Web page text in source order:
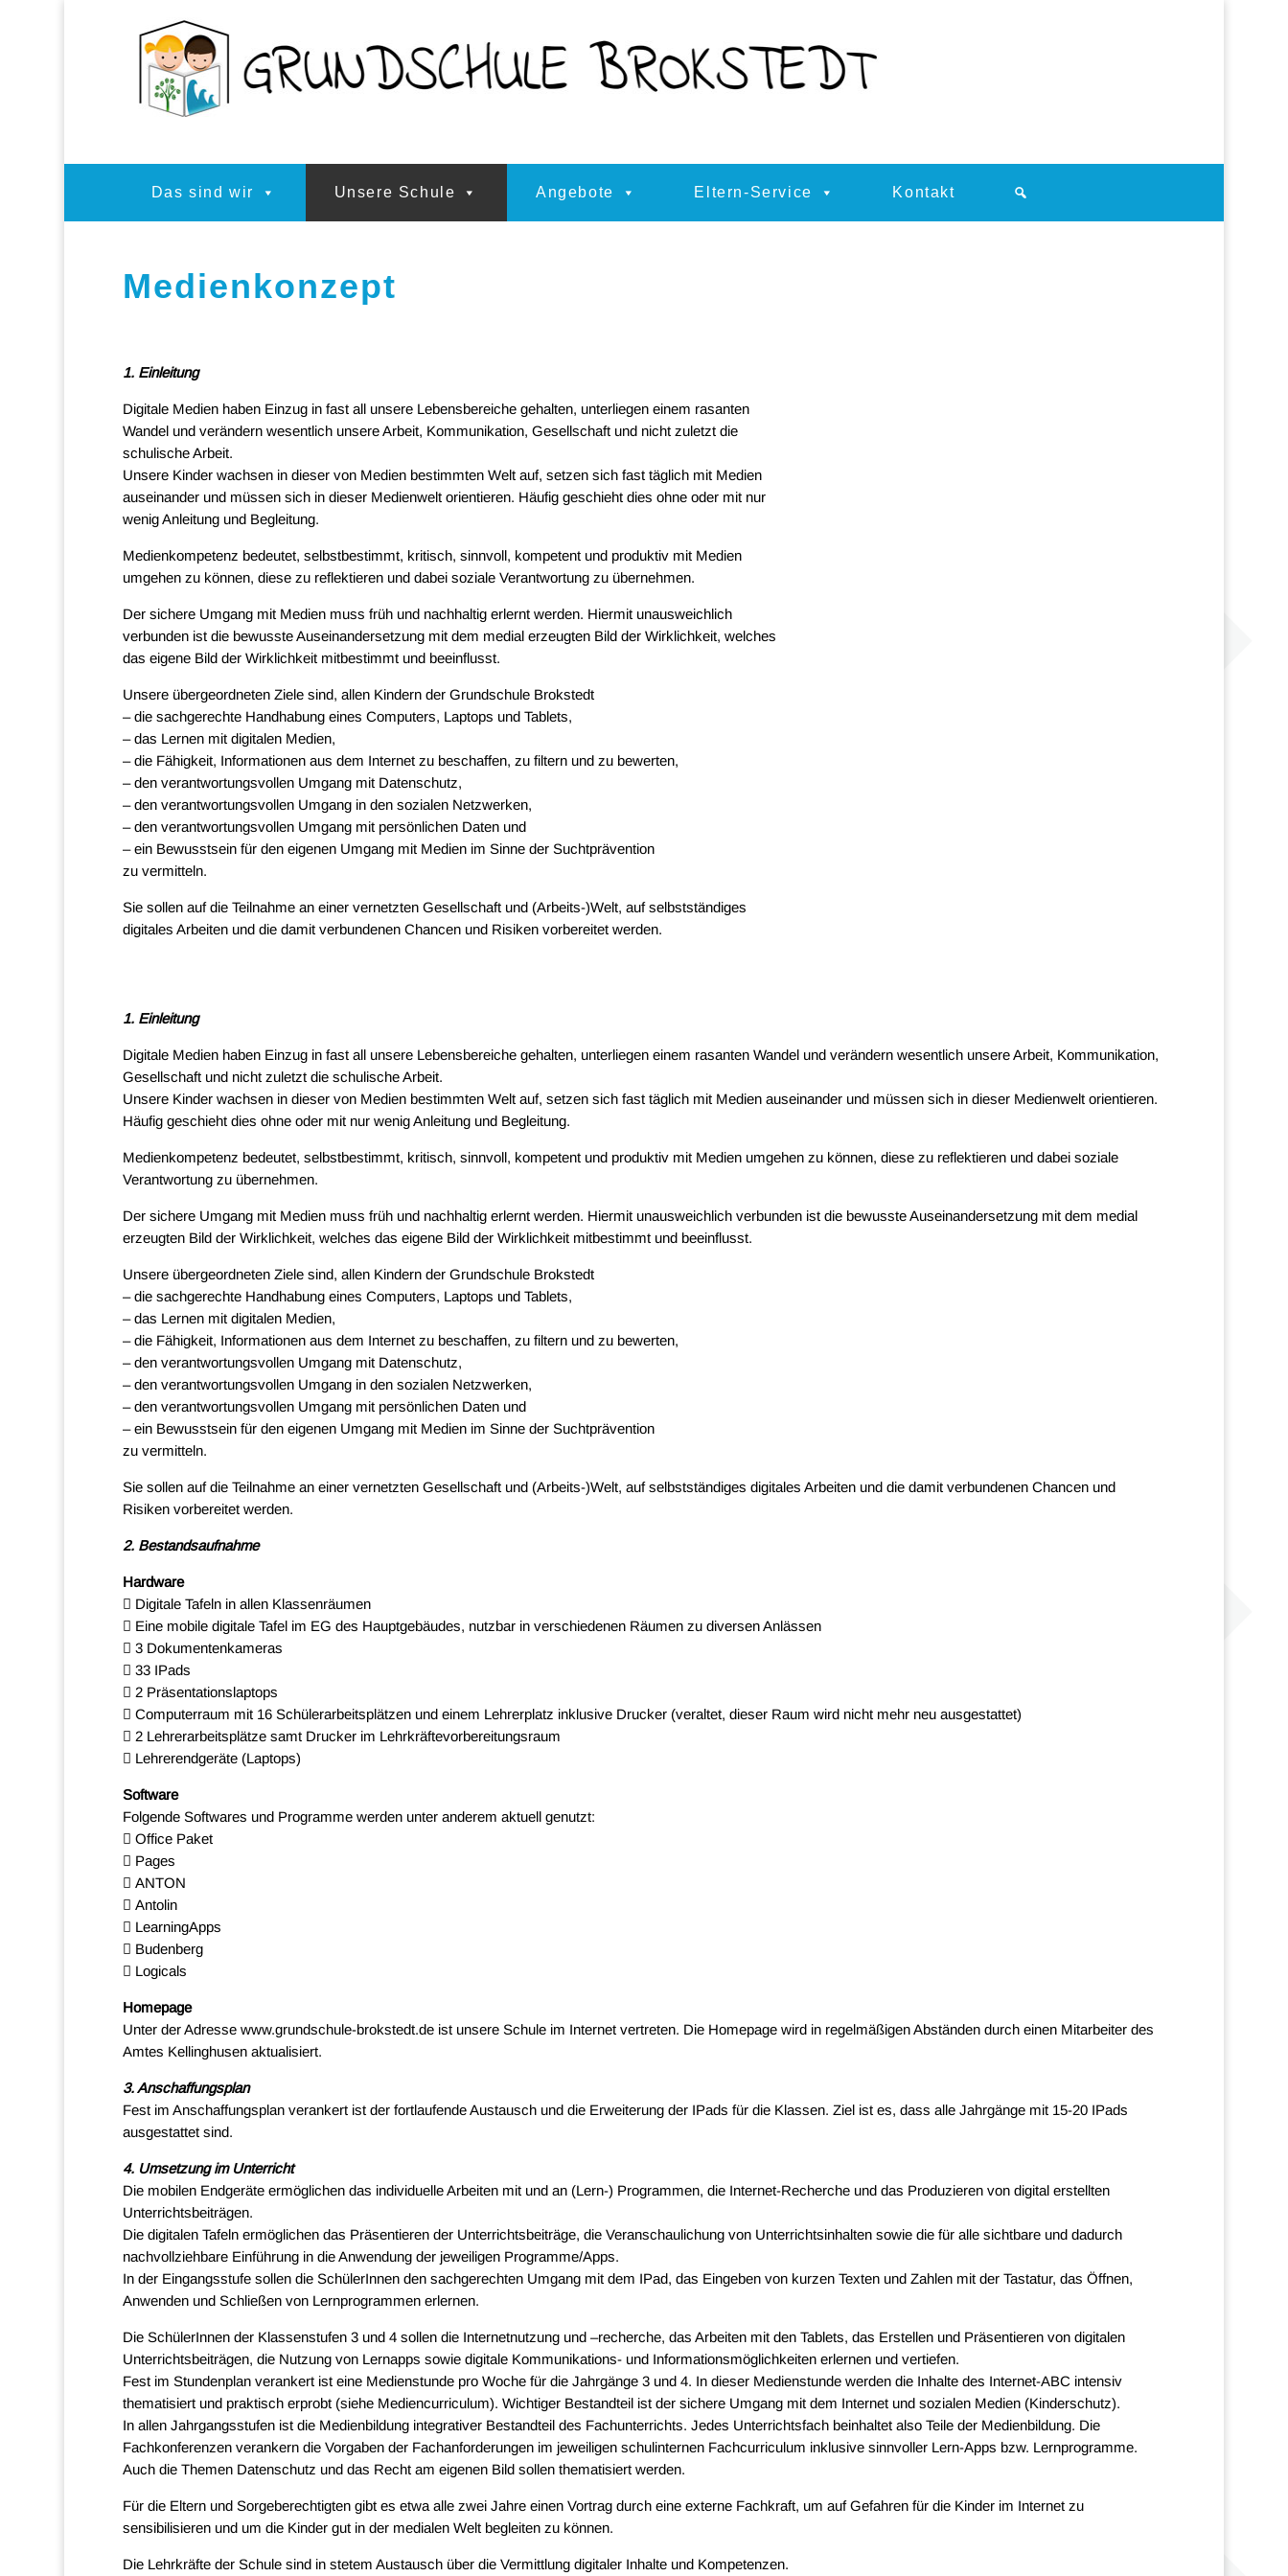
Das sind wir Unsere Schule Angebote Eltern-Service Kontakt
Medienkonzept
1. Einleitung
Digitale Medien haben Einzug in fast all unsere Lebensbereiche gehalten, unterliegen einem rasanten
Wandel und verändern wesentlich unsere Arbeit, Kommunikation, Gesellschaft und nicht zuletzt die
schulische Arbeit.
Unsere Kinder wachsen in dieser von Medien bestimmten Welt auf, setzen sich fast täglich mit Medien
auseinander und müssen sich in dieser Medienwelt orientieren. Häufig geschieht dies ohne oder mit nur
wenig Anleitung und Begleitung.
Medienkompetenz bedeutet, selbstbestimmt, kritisch, sinnvoll, kompetent und produktiv mit Medien
umgehen zu können, diese zu reflektieren und dabei soziale Verantwortung zu übernehmen.
Der sichere Umgang mit Medien muss früh und nachhaltig erlernt werden. Hiermit unausweichlich
verbunden ist die bewusste Auseinandersetzung mit dem medial erzeugten Bild der Wirklichkeit, welches
das eigene Bild der Wirklichkeit mitbestimmt und beeinflusst.
Unsere übergeordneten Ziele sind, allen Kindern der Grundschule Brokstedt
– die sachgerechte Handhabung eines Computers, Laptops und Tablets,
– das Lernen mit digitalen Medien,
– die Fähigkeit, Informationen aus dem Internet zu beschaffen, zu filtern und zu bewerten,
– den verantwortungsvollen Umgang mit Datenschutz,
– den verantwortungsvollen Umgang in den sozialen Netzwerken,
– den verantwortungsvollen Umgang mit persönlichen Daten und
– ein Bewusstsein für den eigenen Umgang mit Medien im Sinne der Suchtprävention
zu vermitteln.
Sie sollen auf die Teilnahme an einer vernetzten Gesellschaft und (Arbeits-)Welt, auf selbstständiges
digitales Arbeiten und die damit verbundenen Chancen und Risiken vorbereitet werden.
1. Einleitung
Digitale Medien haben Einzug in fast all unsere Lebensbereiche gehalten, unterliegen einem rasanten Wandel und verändern wesentlich unsere Arbeit, Kommunikation,
Gesellschaft und nicht zuletzt die schulische Arbeit.
Unsere Kinder wachsen in dieser von Medien bestimmten Welt auf, setzen sich fast täglich mit Medien auseinander und müssen sich in dieser Medienwelt orientieren.
Häufig geschieht dies ohne oder mit nur wenig Anleitung und Begleitung.
Medienkompetenz bedeutet, selbstbestimmt, kritisch, sinnvoll, kompetent und produktiv mit Medien umgehen zu können, diese zu reflektieren und dabei soziale
Verantwortung zu übernehmen.
Der sichere Umgang mit Medien muss früh und nachhaltig erlernt werden. Hiermit unausweichlich verbunden ist die bewusste Auseinandersetzung mit dem medial
erzeugten Bild der Wirklichkeit, welches das eigene Bild der Wirklichkeit mitbestimmt und beeinflusst.
Unsere übergeordneten Ziele sind, allen Kindern der Grundschule Brokstedt
– die sachgerechte Handhabung eines Computers, Laptops und Tablets,
– das Lernen mit digitalen Medien,
– die Fähigkeit, Informationen aus dem Internet zu beschaffen, zu filtern und zu bewerten,
– den verantwortungsvollen Umgang mit Datenschutz,
– den verantwortungsvollen Umgang in den sozialen Netzwerken,
– den verantwortungsvollen Umgang mit persönlichen Daten und
– ein Bewusstsein für den eigenen Umgang mit Medien im Sinne der Suchtprävention
zu vermitteln.
Sie sollen auf die Teilnahme an einer vernetzten Gesellschaft und (Arbeits-)Welt, auf selbstständiges digitales Arbeiten und die damit verbundenen Chancen und
Risiken vorbereitet werden.
2. Bestandsaufnahme
Hardware
 Digitale Tafeln in allen Klassenräumen
 Eine mobile digitale Tafel im EG des Hauptgebäudes, nutzbar in verschiedenen Räumen zu diversen Anlässen
 3 Dokumentenkameras
 33 IPads
 2 Präsentationslaptops
 Computerraum mit 16 Schülerarbeitsplätzen und einem Lehrerplatz inklusive Drucker (veraltet, dieser Raum wird nicht mehr neu ausgestattet)
 2 Lehrerarbeitsplätze samt Drucker im Lehrkräftevorbereitungsraum
 Lehrerendgeräte (Laptops)
Software
Folgende Softwares und Programme werden unter anderem aktuell genutzt:
 Office Paket
 Pages
 ANTON
 Antolin
 LearningApps
 Budenberg
 Logicals
Homepage
Unter der Adresse www.grundschule-brokstedt.de ist unsere Schule im Internet vertreten. Die Homepage wird in regelmäßigen Abständen durch einen Mitarbeiter des
Amtes Kellinghusen aktualisiert.
3. Anschaffungsplan
Fest im Anschaffungsplan verankert ist der fortlaufende Austausch und die Erweiterung der IPads für die Klassen. Ziel ist es, dass alle Jahrgänge mit 15-20 IPads
ausgestattet sind.
4. Umsetzung im Unterricht
Die mobilen Endgeräte ermöglichen das individuelle Arbeiten mit und an (Lern-) Programmen, die Internet-Recherche und das Produzieren von digital erstellten
Unterrichtsbeiträgen.
Die digitalen Tafeln ermöglichen das Präsentieren der Unterrichtsbeiträge, die Veranschaulichung von Unterrichtsinhalten sowie die für alle sichtbare und dadurch
nachvollziehbare Einführung in die Anwendung der jeweiligen Programme/Apps.
In der Eingangsstufe sollen die SchülerInnen den sachgerechten Umgang mit dem IPad, das Eingeben von kurzen Texten und Zahlen mit der Tastatur, das Öffnen,
Anwenden und Schließen von Lernprogrammen erlernen.
Die SchülerInnen der Klassenstufen 3 und 4 sollen die Internetnutzung und –recherche, das Arbeiten mit den Tablets, das Erstellen und Präsentieren von digitalen
Unterrichtsbeiträgen, die Nutzung von Lernapps sowie digitale Kommunikations- und Informationsmöglichkeiten erlernen und vertiefen.
Fest im Stundenplan verankert ist eine Medienstunde pro Woche für die Jahrgänge 3 und 4. In dieser Medienstunde werden die Inhalte des Internet-ABC intensiv
thematisiert und praktisch erprobt (siehe Mediencurriculum). Wichtiger Bestandteil ist der sichere Umgang mit dem Internet und sozialen Medien (Kinderschutz).
In allen Jahrgangsstufen ist die Medienbildung integrativer Bestandteil des Fachunterrichts. Jedes Unterrichtsfach beinhaltet also Teile der Medienbildung. Die
Fachkonferenzen verankern die Vorgaben der Fachanforderungen im jeweiligen schulinternen Fachcurriculum inklusive sinnvoller Lern-Apps bzw. Lernprogramme.
Auch die Themen Datenschutz und das Recht am eigenen Bild sollen thematisiert werden.
Für die Eltern und Sorgeberechtigten gibt es etwa alle zwei Jahre einen Vortrag durch eine externe Fachkraft, um auf Gefahren für die Kinder im Internet zu
sensibilisieren und um die Kinder gut in der medialen Welt begleiten zu können.
Die Lehrkräfte der Schule sind in stetem Austausch über die Vermittlung digitaler Inhalte und Kompetenzen.